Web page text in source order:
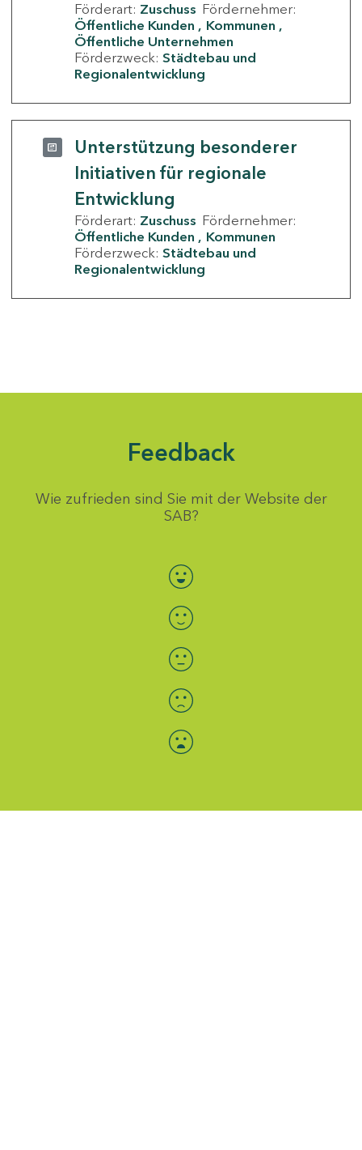
Förderart: Zuschuss Fördernehmer:
Öffentliche Kunden
Kommunen
Öffentliche Unternehmen
Förderzweck: Städtebau und
Regionalentwicklung
Unterstützung besonderer
Initiativen für regionale
Entwicklung
Förderart: Zuschuss Fördernehmer:
Öffentliche Kunden
Kommunen
Förderzweck: Städtebau und
Regionalentwicklung
Feedback
Wie zufrieden sind Sie mit der Website der
SAB?
Bewertung auswählen